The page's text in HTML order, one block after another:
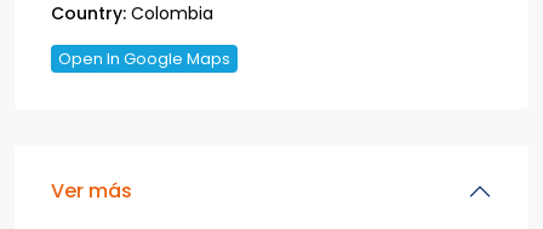
Country: Colombia
Open In Google Maps
Ver más